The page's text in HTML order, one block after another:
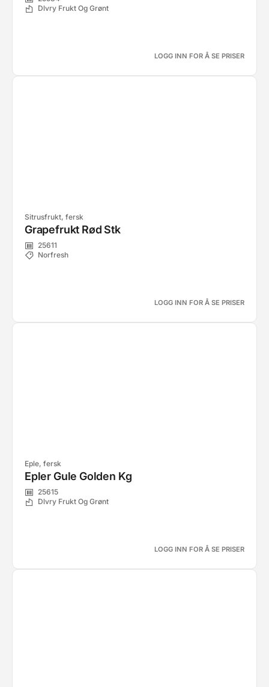
Dlvry Frukt Og Grønt
LOGG INN FOR Å SE PRISER
Sitrusfrukt, fersk
Grapefrukt Rød Stk
25611
Norfresh
LOGG INN FOR Å SE PRISER
Eple, fersk
Epler Gule Golden Kg
25615
Dlvry Frukt Og Grønt
LOGG INN FOR Å SE PRISER